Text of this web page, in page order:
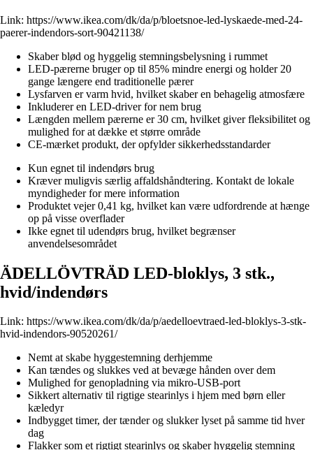
Link: https://www.ikea.com/dk/da/p/bloetsnoe-led-lyskaede-med-24-
paerer-indendors-sort-90421138/
Skaber blød og hyggelig stemningsbelysning i rummet
LED-pærerne bruger op til 85% mindre energi og holder 20
gange længere end traditionelle pærer
Lysfarven er varm hvid, hvilket skaber en behagelig atmosfære
Inkluderer en LED-driver for nem brug
Længden mellem pærerne er 30 cm, hvilket giver fleksibilitet og
mulighed for at dække et større område
CE-mærket produkt, der opfylder sikkerhedsstandarder
Kun egnet til indendørs brug
Kræver muligvis særlig affaldshåndtering. Kontakt de lokale
myndigheder for mere information
Produktet vejer 0,41 kg, hvilket kan være udfordrende at hænge
op på visse overflader
Ikke egnet til udendørs brug, hvilket begrænser
anvendelsesområdet
ÄDELLÖVTRÄD LED-bloklys, 3 stk.,
hvid/indendørs
Link: https://www.ikea.com/dk/da/p/aedelloevtraed-led-bloklys-3-stk-
hvid-indendors-90520261/
Nemt at skabe hyggestemning derhjemme
Kan tændes og slukkes ved at bevæge hånden over dem
Mulighed for genopladning via mikro-USB-port
Sikkert alternativ til rigtige stearinlys i hjem med børn eller
kæledyr
Indbygget timer, der tænder og slukker lyset på samme tid hver
dag
Flakker som et rigtigt stearinlys og skaber hyggelig stemning